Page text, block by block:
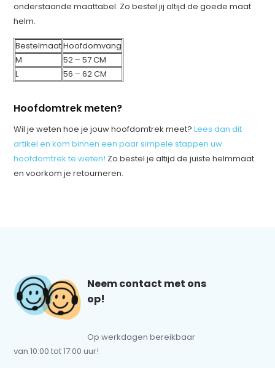
onderstaande maattabel. Zo bestel jij altijd de goede maat
helm.
BestelmaatHoofdomvang
M
52 – 57 CM
L
56 – 62 CM
Hoofdomtrek meten?
Wil je weten hoe je jouw hoofdomtrek meet?Lees dan dit
artikel en kom binnen een paar simpele stappen uw
hoofdomtrek te weten! Zo bestel je altijd de juiste helmmaat
en voorkom je retourneren.
Neem contact met ons
op!
Op werkdagen bereikbaar
van 10:00 tot 17:00 uur!